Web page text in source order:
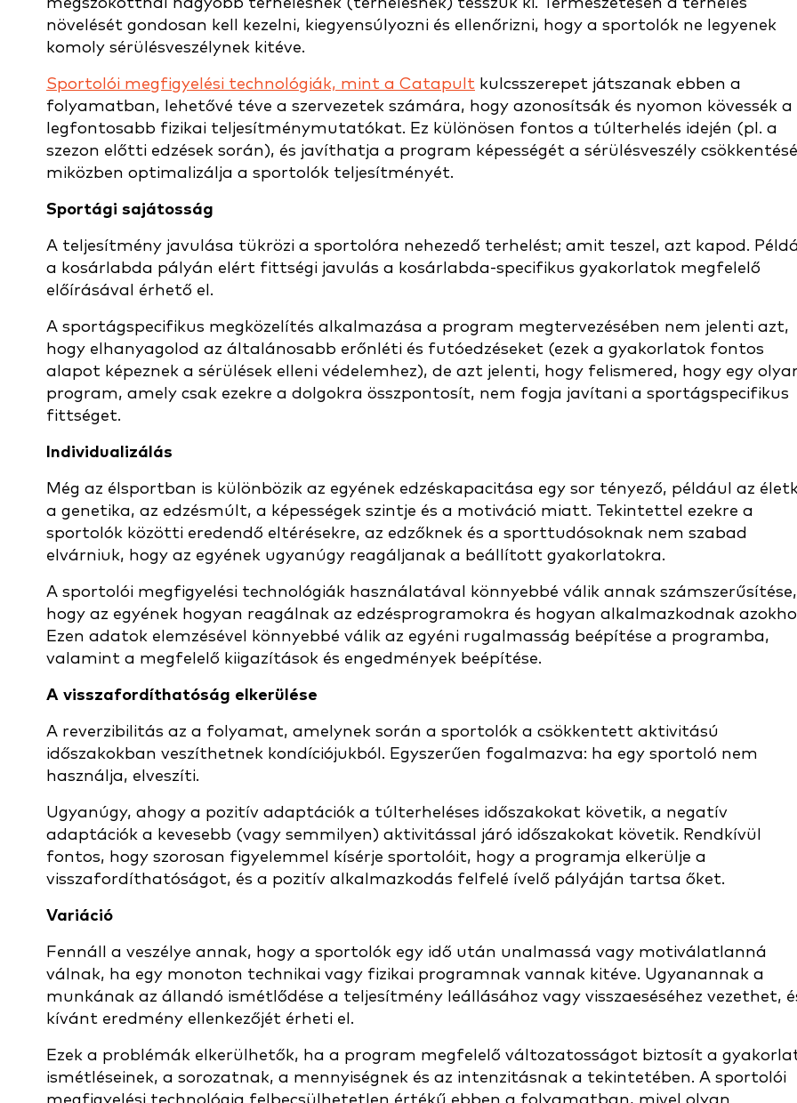
növelését gondosan kell kezelni, kiegyensúlyozni és ellenőrizni, hogy a sportolók ne legyenek
komoly sérülésveszélynek kitéve.
Sportolói megfigyelési technológiák, mint a Catapult kulcsszerepet játszanak ebben a
folyamatban, lehetővé téve a szervezetek számára, hogy azonosítsák és nyomon kövessék a
legfontosabb fizikai teljesítménymutatókat. Ez különösen fontos a túlterhelés idején (pl. a
szezon előtti edzések során), és javíthatja a program képességét a sérülésveszély
miközben optimalizálja a sportolók teljesítményét.
Sportági sajátosság
A teljesítmény javulása tükrözi a sportolóra nehezedő terhelést; amit teszel, azt kapod.
a kosárlabda pályán elért fittségi javulás a kosárlabda-specifikus gyakorlatok megfelelő
előírásával érhető el.
A sportágspecifikus megközelítés alkalmazása a program megtervezésében nem jelenti azt,
hogy elhanyagolod az általánosabb erőnléti és futóedzéseket (ezek a gyakorlatok fontos
alapot képeznek a sérülések elleni védelemhez), de azt jelenti, hogy felismered, hogy egy
program, amely csak ezekre a dolgokra összpontosít, nem fogja javítani a sportágspecifikus
fittséget.
Individualizálás
Még az élsportban is különbözik az egyének edzéskapacitása egy sor tényező, például az
a genetika, az edzésmúlt, a képességek szintje és a motiváció miatt. Tekintettel ezekre a
sportolók közötti eredendő eltérésekre, az edzőknek és a sporttudósoknak nem szabad
elvárniuk, hogy az egyének ugyanúgy reagáljanak a beállított gyakorlatokra.
A sportolói megfigyelési technológiák használatával könnyebbé válik annak számszerűsítése,
hogy az egyének hogyan reagálnak az edzésprogramokra és hogyan alkalmazkodnak
Ezen adatok elemzésével könnyebbé válik az egyéni rugalmasság beépítése a programba,
valamint a megfelelő kiigazítások és engedmények beépítése.
A visszafordíthatóság elkerülése
A reverzibilitás az a folyamat, amelynek során a sportolók a csökkentett aktivitású
időszakokban veszíthetnek kondíciójukból. Egyszerűen fogalmazva: ha egy sportoló nem
használja, elveszíti.
Ugyanúgy, ahogy a pozitív adaptációk a túlterheléses időszakokat követik, a negatív
adaptációk a kevesebb (vagy semmilyen) aktivitással járó időszakokat követik. Rendkívül
fontos, hogy szorosan figyelemmel kísérje sportolóit, hogy a programja elkerülje a
visszafordíthatóságot, és a pozitív alkalmazkodás felfelé ívelő pályáján tartsa őket.
Variáció
Fennáll a veszélye annak, hogy a sportolók egy idő után unalmassá vagy motiválatlanná
válnak, ha egy monoton technikai vagy fizikai programnak vannak kitéve. Ugyanannak a
munkának az állandó ismétlődése a teljesítmény leállásához vagy visszaeséséhez vezethet,
kívánt eredmény ellenkezőjét érheti el.
Ezek a problémák elkerülhetők, ha a program megfelelő változatosságot biztosít a
ismétléseinek, a sorozatnak, a mennyiségnek és az intenzitásnak a tekintetében. A sportolói